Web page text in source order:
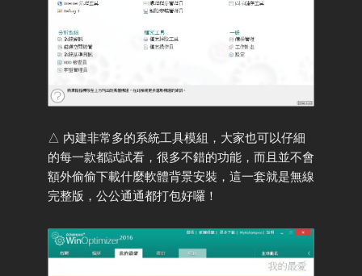
△ 內建非常多的系統工具模組，大家也可以仔細
的每一款都試試看，很多不錯的功能，而且並不會
額外偷偷下載什麼軟體背景安裝，這一套就是無線
完整版，公公通通都打包好囉！